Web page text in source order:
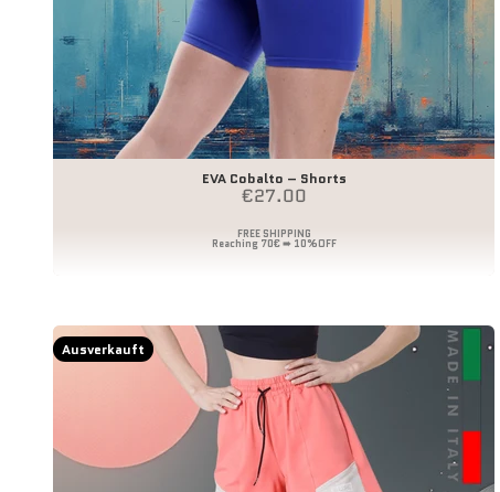
EVA Cobalto – Shorts
Angebot
€27.00
Ausverkauft